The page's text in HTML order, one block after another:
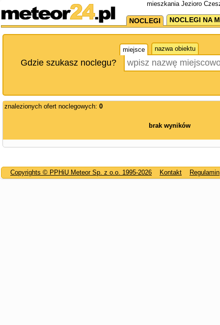
mieszkania Jezioro
NOCLEGI NOCLEGI NA
miejsce nazwa obiektu
Gdzie szukasz noclegu?
znalezionych ofert noclegowych: 0
brak wyników
Copyrights © PPHiU Meteor Sp. z o.o. 1995-2026 Kontakt Regulamin